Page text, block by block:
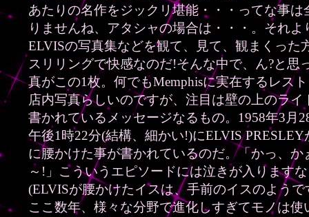
あたりの名作をジックリ堪能・・・ってな事は
りませんね、アタシャの場合は・・・。それよ
ELVISの写真集などを観て、見て、観まくった
スリリングで快感なのだ!そんな中で、ん?と思
真がこの1枚。何でもMemphisに実在するレス
店内写真らしいのですが、注目は壁の上のライ
書かれているメッセージなるもの。1958年3月
午後1時22分(結構、細かい!)にELVIS PRESLEY
に腰かけた事が書かれているのだ。「かっ、か
～!」こういうエピソードには泣きが入ります
(ELVISが腰かけたイスは、手前のイスのようで
ここ数年、様々な分野で進化しすぎてモノは使